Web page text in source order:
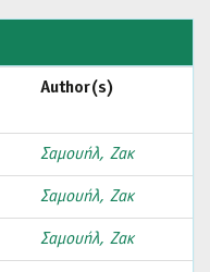
Author(s)
Σαμουήλ, Ζακ
Σαμουήλ, Ζακ
Σαμουήλ, Ζακ